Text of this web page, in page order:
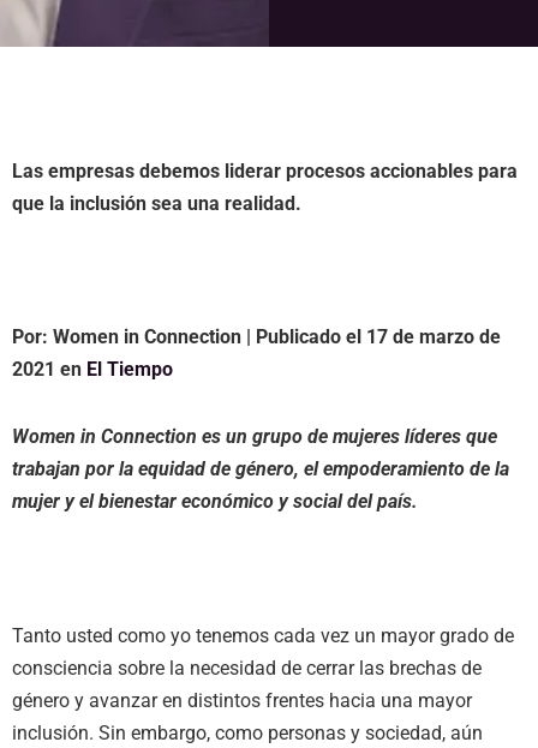
Las empresas debemos liderar procesos accionables para
que la inclusión sea una realidad.
Por: Women in Connection | Publicado el 17 de marzo de
2021 en El Tiempo
Women in Connection es un grupo de mujeres líderes que
trabajan por la equidad de género, el empoderamiento de la
mujer y el bienestar económico y social del país.
Tanto usted como yo tenemos cada vez un mayor grado de
consciencia sobre la necesidad de cerrar las brechas de
género y avanzar en distintos frentes hacia una mayor
inclusión. Sin embargo, como personas y sociedad, aún